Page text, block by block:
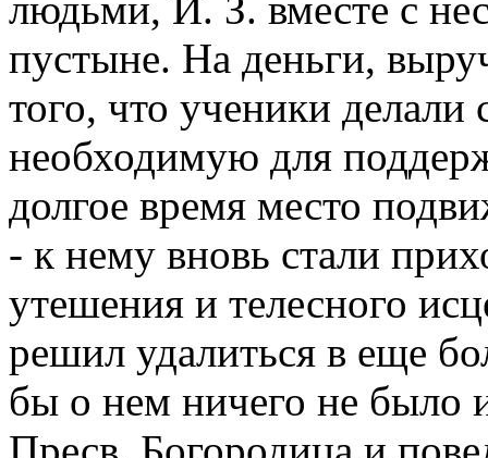
пустыне. На деньги,
того, что ученики
необходимую для
долгое время место
- к нему вновь стали
утешения и телесного
решил удалиться в еще
бы о нем ничего не было